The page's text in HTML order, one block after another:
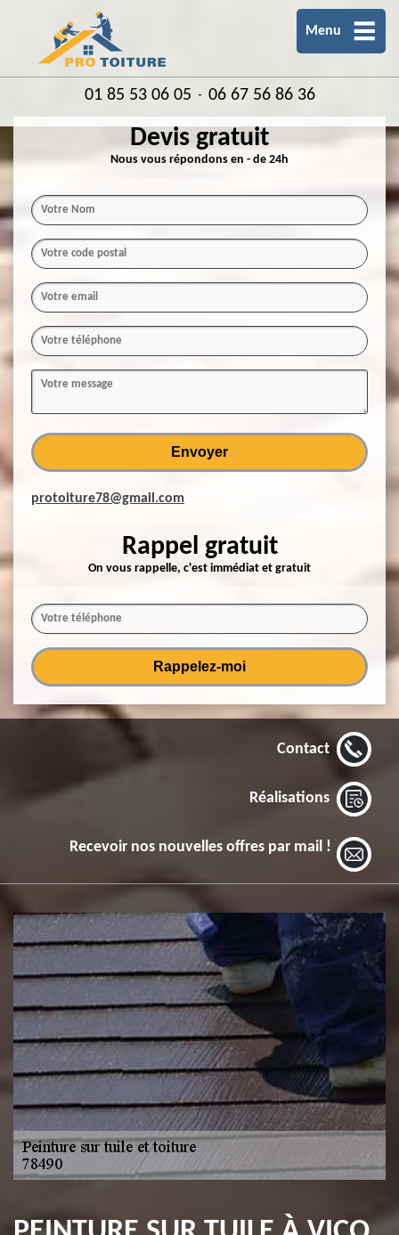
Menu
01 85 53 06 05 - 06 67 56 86 36
Devis gratuit
Nous vous répondons en - de 24h
protoiture78@gmail.com
Rappel gratuit
On vous rappelle, c'est immédiat et gratuit
Contact
Réalisations
Recevoir nos nouvelles offres par mail !